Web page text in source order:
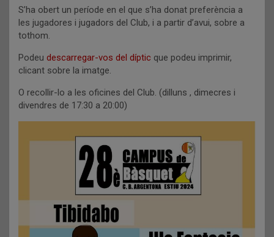
S’ha obert un període en el que s’ha donat preferència a
les jugadores i jugadors del Club, i a partir d’avui, sobre a
tothom.
Podeu descarregar-vos del díptic que podeu imprimir,
clicant sobre la imatge.
O recollir-lo a les oficines del Club. (dilluns , dimecres i
divendres de 17:30 a 20:00)